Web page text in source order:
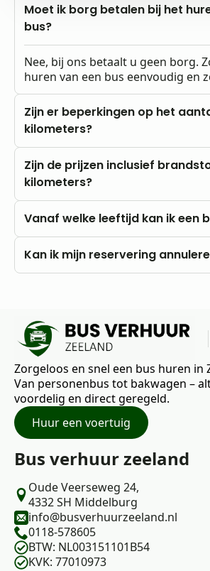
Moet ik borg betalen bij het
bus?
Nee, bij ons betaalt u geen borg.
huren van een bus eenvoudig en
Zijn er beperkingen op het
kilometers?
Nee, u rijdt altijd met onbeperkte
Zijn de prijzen inclusief
kilometers?
Onze prijzen zijn altijd inclusief
eigen rekening.
Vanaf welke leeftijd kan ik een
U kunt al vanaf 18 jaar bij ons
Kan ik mijn reservering
ons te bespreken.
Zorgeloos en snel een bus huren in
Van personenbus tot bakwagen –
voordelig en direct geregeld.
Huur een voertuig
Bus verhuur zeeland
Oude Veerseweg 24,
4332 SH Middelburg
info@busverhuurzeeland.nl
0118-578605
BTW: NL003151101B54
KVK: 77010973